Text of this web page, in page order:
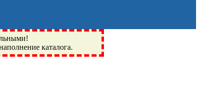
каталога.
подшипники, пневматика, метизы,
SPZ, РФ, BMZ, ХАРП, CX, РОЛТОМ, APZ, FBJ, KYK,